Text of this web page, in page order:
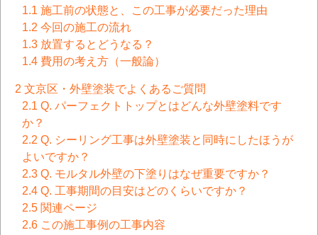
1.1 施工前の状態と、この工事が必要だった理由
1.2 今回の施工の流れ
1.3 放置するとどうなる？
1.4 費用の考え方（一般論）
2 文京区・外壁塗装でよくあるご質問
2.1 Q. パーフェクトトップとはどんな外壁塗料です
か？
2.2 Q. シーリング工事は外壁塗装と同時にしたほうが
よいですか？
2.3 Q. モルタル外壁の下塗りはなぜ重要ですか？
2.4 Q. 工事期間の目安はどのくらいですか？
2.5 関連ページ
2.6 この施工事例の工事内容